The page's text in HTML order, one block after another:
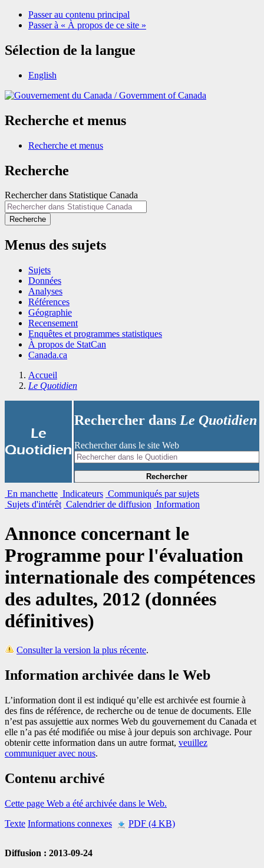
Passer au contenu principal
Passer à « À propos de ce site »
Sélection de la langue
English
/Government of Canada
Recherche et menus
Recherche et menus
Recherche
Rechercher dans Statistique Canada
Recherche
Menus des sujets
Sujets
Données
Analyses
Références
Géographie
Recensement
Enquêtes et programmes statistiques
À propos de StatCan
Canada.ca
Accueil
Le Quotidien
Le
Quotidien
Rechercher dans Le Quotidien
Rechercher dans le site Web
Rechercher
En manchette Indicateurs Communiqués par sujets
Sujets d'intérêt Calendrier de diffusion Information
Annonce concernant le
Programme pour l'évaluation
internationale des compétences
des adultes, 2012 (données
définitives)
Consulter la version la plus récente.
Information archivée dans le Web
L’information dont il est indiqué qu’elle est archivée est fournie à
des fins de référence, de recherche ou de tenue de documents. Elle
n’est pas assujettie aux normes Web du gouvernement du Canada et
elle n’a pas été modifiée ou mise à jour depuis son archivage. Pour
obtenir cette information dans un autre format, veuillez
communiquer avec nous.
Contenu archivé
Cette page Web a été archivée dans le Web.
Texte Informations connexes PDF (4 KB)
Diffusion : 2013-09-24